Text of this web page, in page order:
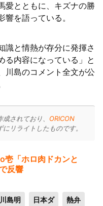
愛とともに、キズナの勝
を語っている。
識と情熱が存分に発揮さ
る内容になっている」と
川島のコメント全文が公
されており、 ORICON
リライトしたものです。
壱「ホロ肉ドカンと
反響
川島明 日本ダ 熱弁